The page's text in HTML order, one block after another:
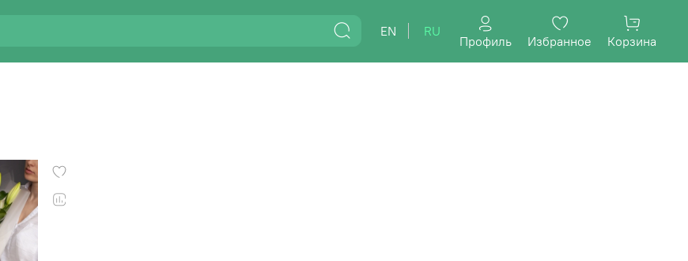
EN RU
Профиль Избранное Корзина